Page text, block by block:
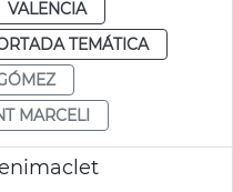
VALENCIA
TEMÁTICA
MARCELI